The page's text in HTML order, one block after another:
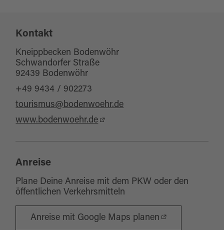
Wassersport
Kontakt
Kneippbecken Bodenwöhr
Schwandorfer Straße
92439 Bodenwöhr
+49 9434 / 902273
tourismus@bodenwoehr.de
www.bodenwoehr.de
Anreise
Plane Deine Anreise mit dem PKW oder den
öffentlichen Verkehrsmitteln
Anreise mit Google Maps planen